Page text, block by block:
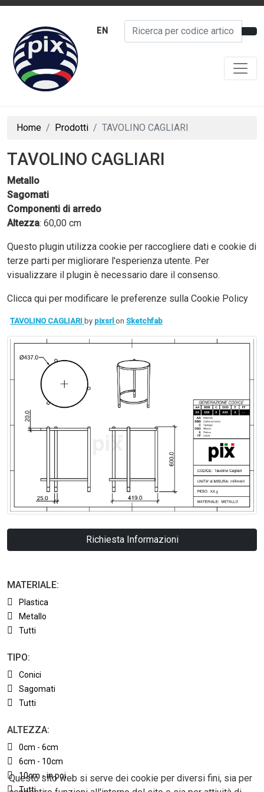
Questo sito web si serve dei cookie per diversi fini, sia per
EN
Home Prodotti TAVOLINO CAGLIARI
MATERIALE:
Plastica
Metallo
Tutti
TIPO:
Conici
Sagomati
Tutti
ALTEZZA:
0cm - 6cm
6cm - 10cm
10cm - in poi
Tutti
TAVOLINO CAGLIARI
Metallo
Sagomati
Componenti di arredo
Altezza: 60,00 cm
Questo plugin utilizza cookie per raccogliere dati e cookie di
terze parti per migliorare l'esperienza utente. Per
visualizzare il plugin è necessario dare il consenso.
Clicca qui per modificare le preferenze sulla Cookie Policy
TAVOLINO CAGLIARI by pixsrl on Sketchfab
Richiesta Informazioni